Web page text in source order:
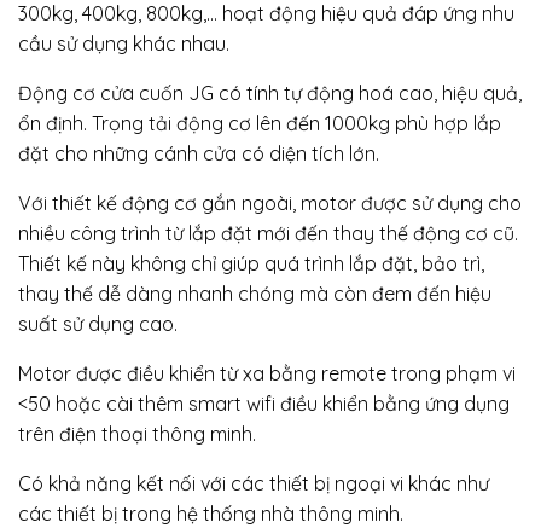
300kg, 400kg, 800kg,… hoạt động hiệu quả đáp ứng nhu
cầu sử dụng khác nhau.
Động cơ cửa cuốn JG có tính tự động hoá cao, hiệu quả,
ổn định. Trọng tải động cơ lên đến 1000kg phù hợp lắp
đặt cho những cánh cửa có diện tích lớn.
Với thiết kế động cơ gắn ngoài, motor được sử dụng cho
nhiều công trình từ lắp đặt mới đến thay thế động cơ cũ.
Thiết kế này không chỉ giúp quá trình lắp đặt, bảo trì,
thay thế dễ dàng nhanh chóng mà còn đem đến hiệu
suất sử dụng cao.
Motor được điều khiển từ xa bằng remote trong phạm vi
<50 hoặc cài thêm smart wifi điều khiển bằng ứng dụng
trên điện thoại thông minh.
Có khả năng kết nối với các thiết bị ngoại vi khác như
các thiết bị trong hệ thống nhà thông minh.